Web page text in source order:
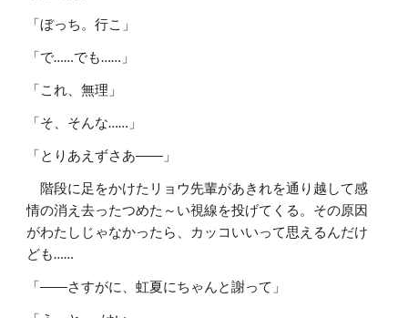
「ぼっち。行こ」
「で……でも……」
「これ、無理」
「そ、そんな……」
「とりあえずさあ――」
階段に足をかけたリョウ先輩があきれを通り越して感
情の消え去ったつめた～い視線を投げてくる。その原因
がわたしじゃなかったら、カッコいいって思えるんだけ
ども……
「――さすがに、虹夏にちゃんと謝って」